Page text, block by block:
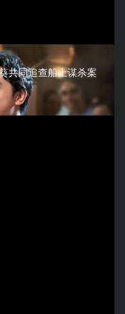
共同追查船上谋杀案